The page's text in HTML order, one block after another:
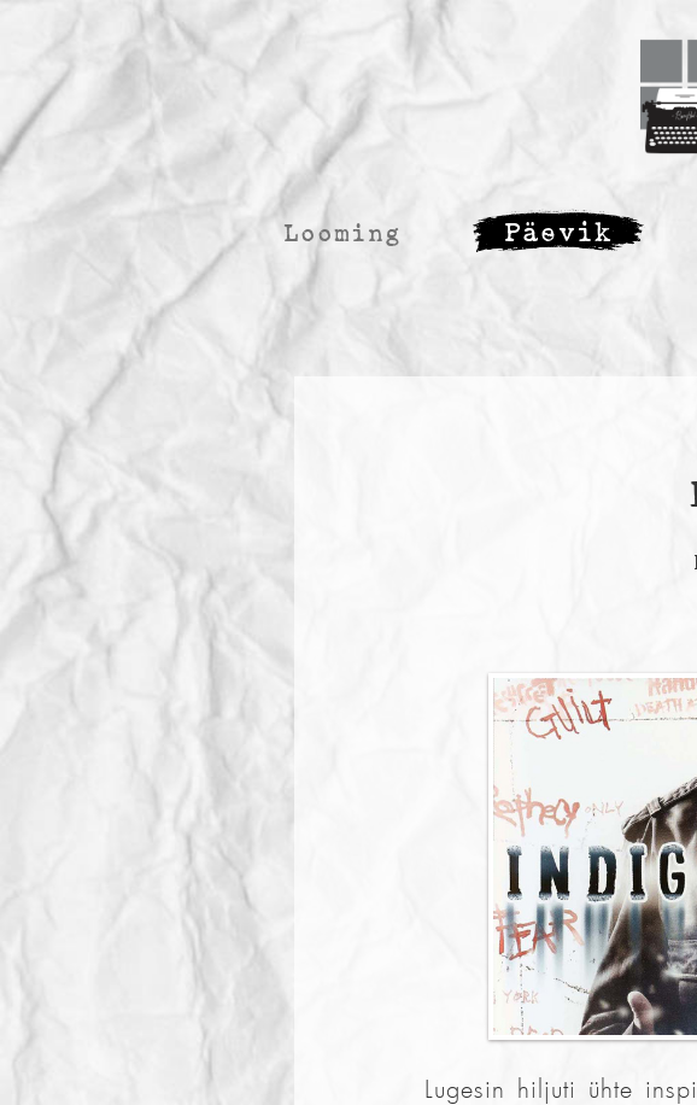
Looming Päevik
Lugesin hiljuti ühte